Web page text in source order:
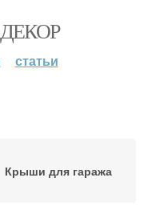
статьи
Крыши для гаража